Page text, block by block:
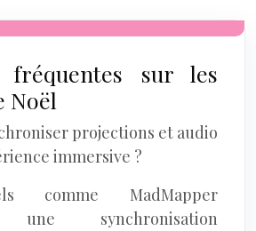
fréquentes sur les
Noël
projections et audio
immersive ?
comme MadMapper
une synchronisation